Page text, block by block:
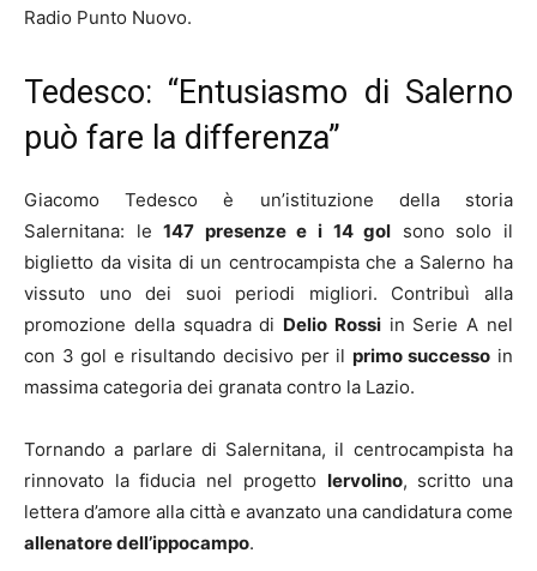
Radio Punto Nuovo.
Tedesco: “Entusiasmo di Salerno
può fare la differenza”
Giacomo Tedesco è un’istituzione della storia
Salernitana: le147 presenze e i 14 gol sono solo il
biglietto da visita di un centrocampista che a Salerno ha
vissuto uno dei suoi periodi migliori. Contribuì alla
promozione della squadra di Delio Rossiin Serie A nel
con 3 gol e risultando decisivo per il primo successo in
massima categoria dei granata contro la Lazio.
Tornando a parlare di Salernitana, il centrocampista ha
rinnovato la fiducia nel progetto Iervolino, scritto una
lettera d’amore alla città e avanzato una candidatura come
allenatore dell’ippocampo.